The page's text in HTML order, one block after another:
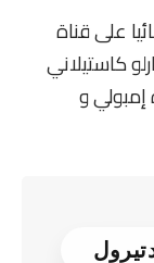
على قناة
كاستيلاني
إمبولي و